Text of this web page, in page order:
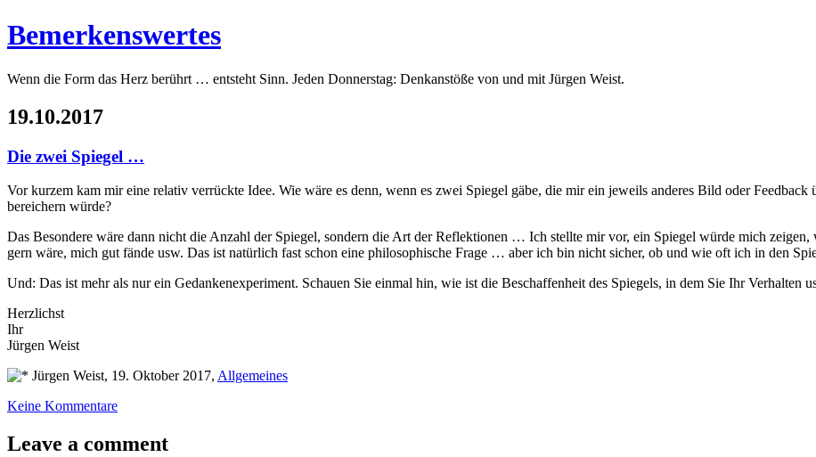
Bemerkenswertes
Wenn die Form das Herz berührt … entsteht Sinn. Jeden Donnerstag: Denkanstöße von und mit Jürgen Weist.
19.10.2017
Die zwei Spiegel …
Vor kurzem kam mir eine relativ verrückte Idee. Wie wäre es denn, wenn es zwei Spiegel gäbe, die mir ein jeweils anderes Bild oder
bereichern würde?
Das Besondere wäre dann nicht die Anzahl der Spiegel, sondern die Art der Reflektionen … Ich stellte mir vor, ein Spiegel würde mich
gern wäre, mich gut fände usw. Das ist natürlich fast schon eine philosophische Frage … aber ich bin nicht sicher, ob und wie oft ich in den
Und: Das ist mehr als nur ein Gedankenexperiment. Schauen Sie einmal hin, wie ist die Beschaffenheit des Spiegels, in dem Sie Ihr Verhalten
Herzlichst
Ihr
Jürgen Weist
Jürgen Weist, 19. Oktober 2017, Allgemeines
Keine Kommentare
Leave a comment